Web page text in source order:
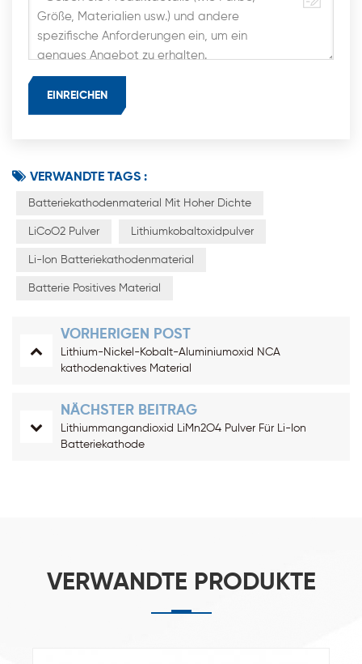
VERWANDTE TAGS :
Batteriekathodenmaterial Mit Hoher Dichte
LiCoO2 Pulver Lithiumkobaltoxidpulver
Li-Ion Batteriekathodenmaterial
Batterie Positives Material
VORHERIGEN POST
Lithium-Nickel-Kobalt-Aluminiumoxid NCA
kathodenaktives Material
NÄCHSTER BEITRAG
Lithiummangandioxid LiMn2O4 Pulver Für Li-Ion
Batteriekathode
VERWANDTE PRODUKTE